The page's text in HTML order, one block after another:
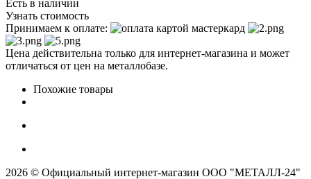
Есть в наличии
Узнать стоимость
Принимаем к оплате:
Цена действительна только для интернет-магазина и может
отличаться от цен на металлобазе.
Похожие товары
2026 © Официальный интернет-магазин ООО "МЕТАЛЛ-24"